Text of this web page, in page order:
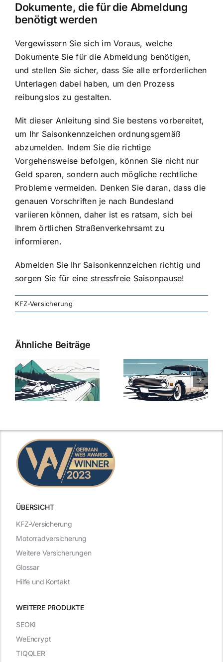
Dokumente, die für die Abmeldung
benötigt werden
Vergewissern Sie sich im Voraus, welche
Dokumente Sie für die Abmeldung benötigen,
und stellen Sie sicher, dass Sie alle erforderlichen
Unterlagen dabei haben, um den Prozess
reibungslos zu gestalten.
Mit dieser Anleitung sind Sie bestens vorbereitet,
um Ihr Saisonkennzeichen ordnungsgemäß
abzumelden. Indem Sie die richtige
Vorgehensweise befolgen, können Sie nicht nur
Geld sparen, sondern auch mögliche rechtliche
Probleme vermeiden. Denken Sie daran, dass die
genauen Vorschriften je nach Bundesland
variieren können, daher ist es ratsam, sich bei
Ihrem örtlichen Straßenverkehrsamt zu
informieren.
Abmelden Sie Ihr Saisonkennzeichen richtig und
sorgen Sie für eine stressfreie Saisonpause!
KFZ-Versicherung
Ähnliche Beiträge
Versicherung:
Günstige Kfz-
Versicherungstarife
mit Top-
Kfz-
Die besten
Angebote im
ÜBERSICHT
WEITERE PRODUKTE
KFZ-Versicherung
Motorradversicherung
Weitere Versicherungen
Glossar
Hilfe und Kontakt
SEOKI
WeEncrypt
TIQQLER